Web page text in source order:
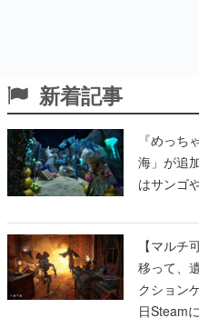
新着記事
『めっち
海」が追
はサンゴ
【マルチ
移って、
クション
日Steam